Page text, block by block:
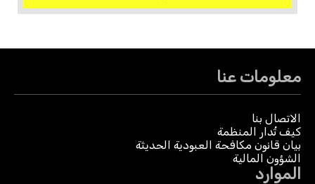
معلومات عنا
الاتصال بنا
كيف تُدار المنظمة
بيان قانون مكافحة العبودية الحديثة
الشؤون المالية
الموارد